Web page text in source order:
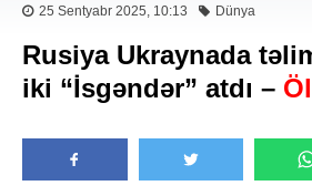
25 Sentyabr 2025, 10:13 Dünya
Rusiya Ukraynada
iki “İsgəndər” atdı –